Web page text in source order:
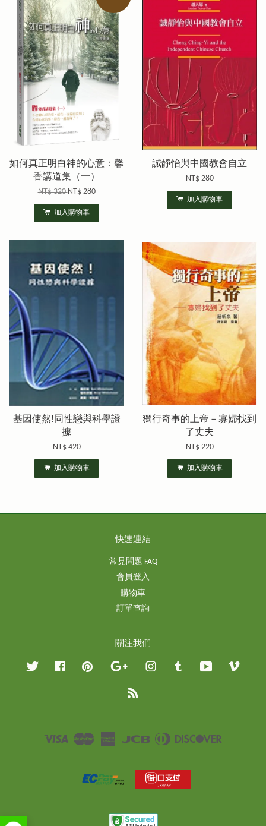
如何真正明白神的心意：馨
香講道集（一）
NT$ 320NT$ 280
加入購物車
誠靜怡與中國教會自立
NT$ 280
加入購物車
基因使然!同性戀與科學證
據
NT$ 420
加入購物車
獨行奇事的上帝－寡婦找到
了丈夫
NT$ 220
加入購物車
快速連結
常見問題 FAQ
會員登入
購物車
訂單查詢
關注我們
Twitter Facebook Pinterest Google InstagramTumblr YouTube
Visa Master
American
JCB
Diners